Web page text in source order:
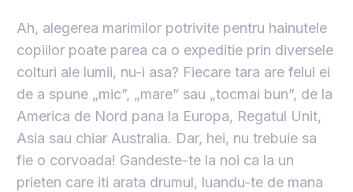
Ah, alegerea marimilor potrivite pentru hainutele
copiilor poate parea ca o expeditie prin diversele
colturi ale lumii, nu-i asa? Fiecare tara are felul ei
de a spune „mic”, „mare” sau „tocmai bun”, de la
America de Nord pana la Europa, Regatul Unit,
Asia sau chiar Australia. Dar, hei, nu trebuie sa
fie o corvoada! Gandeste-te la noi ca la un
prieten care iti arata drumul, luandu-te de mana